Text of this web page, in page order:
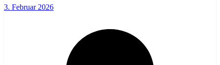
3. Februar 2026